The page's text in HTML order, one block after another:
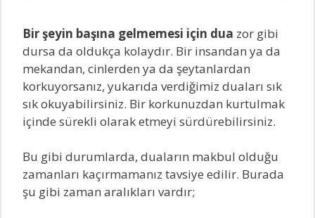
Bir şeyin başına gelmemesi için dua zor gibi
dursa da oldukça kolaydır. Bir insandan ya da
mekandan, cinlerden ya da şeytanlardan
korkuyorsanız, yukarıda verdiğimiz duaları sık
sık okuyabilirsiniz. Bir korkunuzdan kurtulmak
içinde sürekli olarak etmeyi sürdürebilirsiniz.
Bu gibi durumlarda, duaların makbul olduğu
zamanları kaçırmamanız tavsiye edilir. Burada
şu gibi zaman aralıkları vardır;